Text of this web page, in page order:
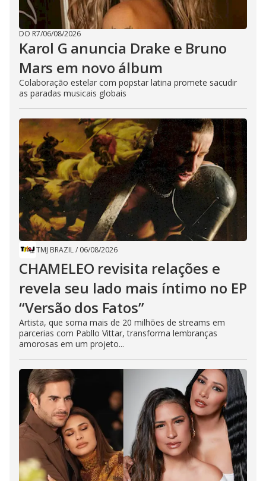
DO R7/06/08/2026
Karol G anuncia Drake e Bruno
Mars em novo álbum
Colaboração estelar com popstar latina promete sacudir
as paradas musicais globais
TMJ BRAZIL/ 06/08/2026
CHAMELEO revisita relações e
revela seu lado mais íntimo no EP
“Versão dos Fatos”
Artista, que soma mais de 20 milhões de streams em
parcerias com Pabllo Vittar, transforma lembranças
amorosas em um projeto...